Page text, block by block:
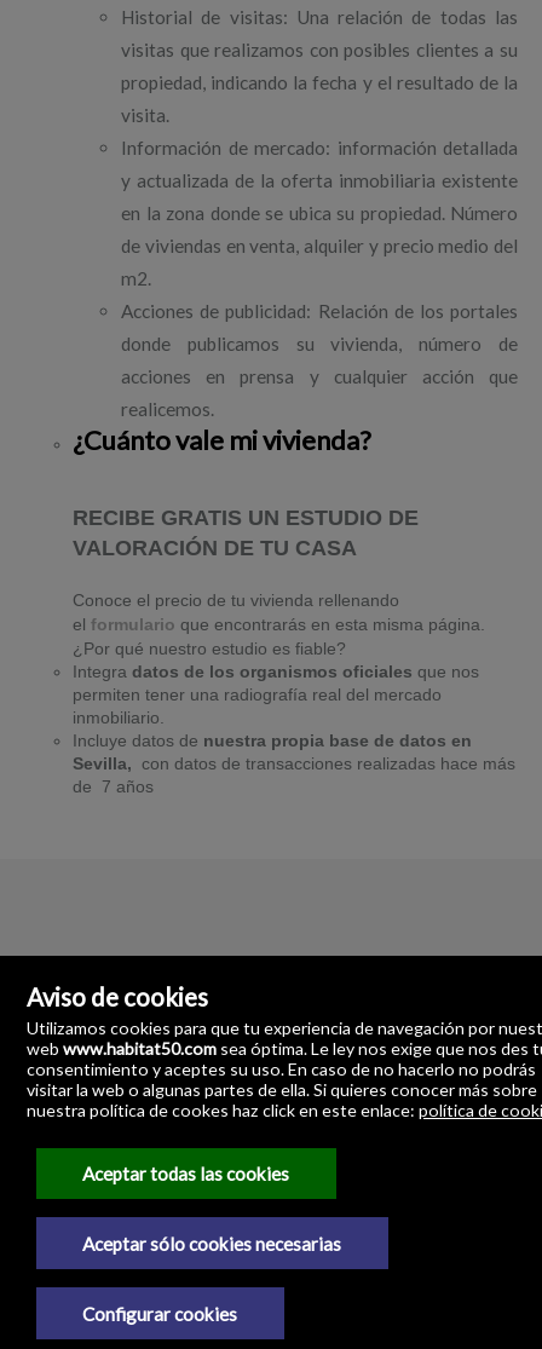
Historial de visitas: Una relación de todas las
visitas que realizamos con posibles clientes a su
propiedad, indicando la fecha y el resultado de la
visita.
Información de mercado: información detallada
y actualizada de la oferta inmobiliaria existente
en la zona donde se ubica su propiedad. Número
de viviendas en venta, alquiler y precio medio del
m2.
Acciones de publicidad: Relación de los portales
donde publicamos su vivienda, número de
acciones en prensa y cualquier acción que
realicemos.
¿Cuánto vale mi vivienda?
RECIBE GRATIS UN ESTUDIO DE
VALORACIÓN DE TU CASA
Conoce el precio de tu vivienda rellenando
el formulario que encontrarás en esta misma página.
¿Por qué nuestro estudio es fiable?
Integra datos de los organismos oficiales que nos
permiten tener una radiografía real del mercado
inmobiliario.
Incluye datos de nuestra propia base de datos en
Sevilla, con datos de transacciones realizadas hace más
de 7 años
Angostillo, 2-Pasaje Los Azahares-Local 15
41003 Sevilla
España
954.869.771
Política de privacidad
Aviso de cookies
Utilizamos cookies para que tu experiencia de navegación por
webwww.habitat50.com sea óptima. Le ley nos exige que nos des
consentimiento y aceptes su uso. En caso de no hacerlo no podrás
visitar la web o algunas partes de ella. Si quieres conocer más sobre
nuestra política de cookes haz click en este enlace:política de
Aceptar todas las cookies
Aceptar sólo cookies necesarias
Configurar cookies